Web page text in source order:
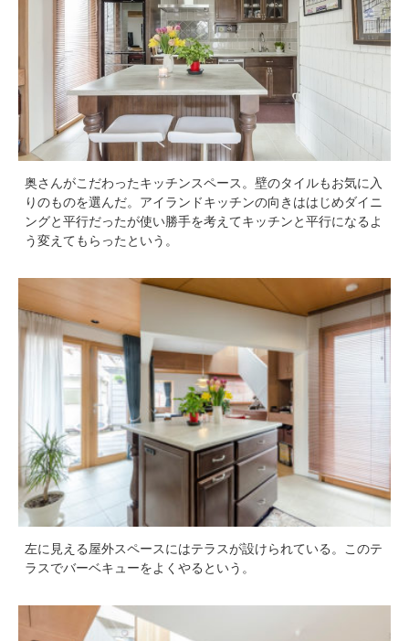
奥さんがこだわったキッチンスペース。壁のタイルもお気に入
りのものを選んだ。アイランドキッチンの向きははじめダイニ
ングと平行だったが使い勝手を考えてキッチンと平行になるよ
う変えてもらったという。
左に見える屋外スペースにはテラスが設けられている。このテ
ラスでバーベキューをよくやるという。